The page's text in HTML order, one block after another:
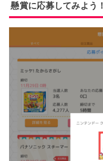
懸賞に応募してみよう！